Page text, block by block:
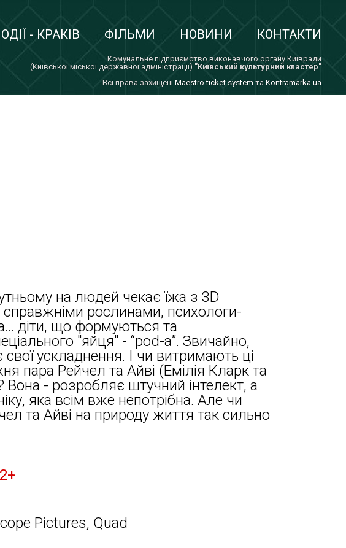
- КРАКІВ ФІЛЬМИ НОВИНИ КОНТАКТИ
Комунальне підприємство виконавчого органу Київради
(Київської міської державної адміністрації) "Київський культурний кластер"
Всi права захищенi Maestro ticket system та Kontramarka.ua
на людей чекає їжа з 3D
справжніми рослинами, психологи-
діти, що формуються та
"яйця" - “pod-а”. Звичайно,
свої ускладнення. І чи витримають ці
пара Рейчел та Айві (Емілія Кларк та
- розробляє штучний інтелект, а
яка всім вже непотрібна. Але чи
та Айві на природу життя так сильно
Pictures, Quad